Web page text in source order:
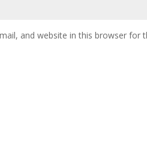
and website in this browser for